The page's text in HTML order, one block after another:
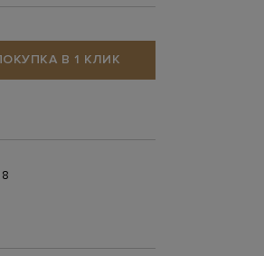
В 1 КЛИК